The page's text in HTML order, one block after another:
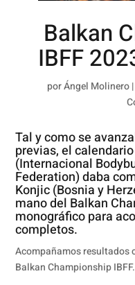
Balkan
IBFF
porÁngel Molinero
Tal y como se
previas, el
(Internacional
Federation) daba
Konjic (Bosnia y
mano del Balkan
monográfico para
completos.
Acompañamos resultados
Balkan Championship IBFF.